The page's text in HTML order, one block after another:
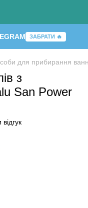
ЗАБРАТИ 🔥
для прибирання
з
San Power